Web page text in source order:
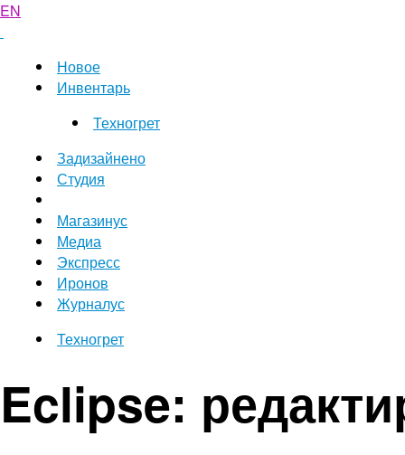
EN
Новое
Инвентарь
Техногрет
Задизайнено
Студия
Магазинус
Медиа
Экспресс
Иронов
Журналус
Техногрет
Eclipse: